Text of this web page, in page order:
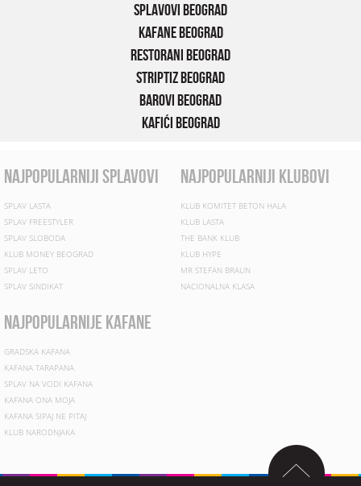
Splavovi Beograd
Kafane Beograd
Restorani Beograd
Striptiz Beograd
Barovi Beograd
Kafići Beograd
najpopularniji splavovi
SPLAV LASTA
SPLAV FREESTYLER
SPLAV SLOBODA
KLUB MONEY BEOGRAD
SPLAV LETO
SPLAV SINDIKAT
najpopularniji klubovi
KLUB KOMITET BETON HALA
KLUB LASTA
THE BANK KLUB
KLUB HYPE
MR STEFAN BRAUN
NACIONALNA KLASA
najpopularnije kafane
GRADSKA KAFANA
KAFANA TARAPANA
SPLAV NA VODI KAFANA
KAFANA ONA MOJA
KAFANA SIPAJ NE PITAJ
KLUB NARODNJAKA